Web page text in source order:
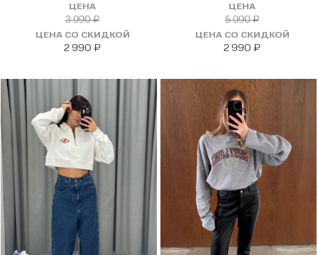
ЦЕНА
3 990₽
ЦЕНА СО СКИДКОЙ
2 990 ₽
ЦЕНА
5 990₽
ЦЕНА СО СКИДКОЙ
2 990 ₽